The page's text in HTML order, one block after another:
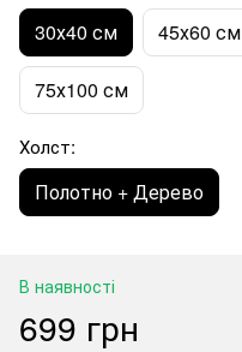
30х40 см 45х60 см
75х100 см
Холст:
Полотно + Дерево
В наявності
699 грн